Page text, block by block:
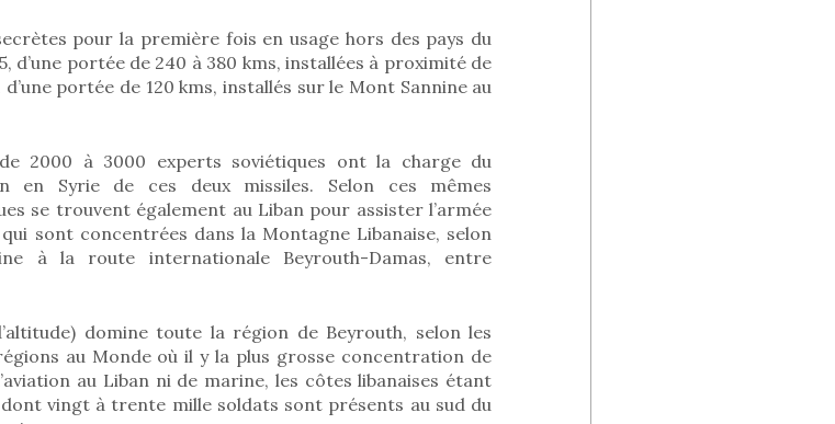
pour la première fois en usage hors des pays du
d’une portée de 240 à 380 kms, installées à proximité de
d’une portée de 120 kms, installés sur le Mont Sannine au
2000 à 3000 experts soviétiques ont la charge du
en Syrie de ces deux missiles. Selon ces mêmes
se trouvent également au Liban pour assister l’armée
qui sont concentrées dans la Montagne Libanaise, selon
à la route internationale Beyrouth-Damas, entre
domine toute la région de Beyrouth, selon les
au Monde où il y la plus grosse concentration de
au Liban ni de marine, les côtes libanaises étant
vingt à trente mille soldats sont présents au sud du